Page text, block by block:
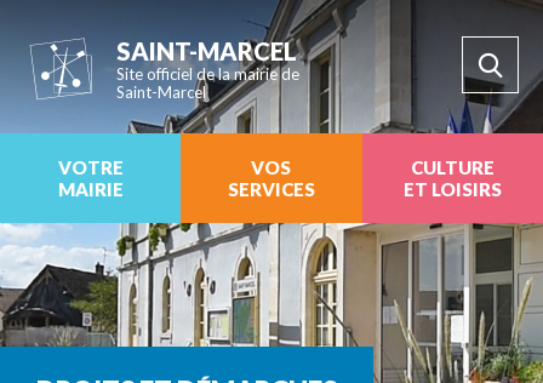
SAINT-MARCEL
Site officiel de la mairie de
Saint-Marcel
VOTRE
MAIRIE
VOS
SERVICES
CULTURE
ET LOISIRS